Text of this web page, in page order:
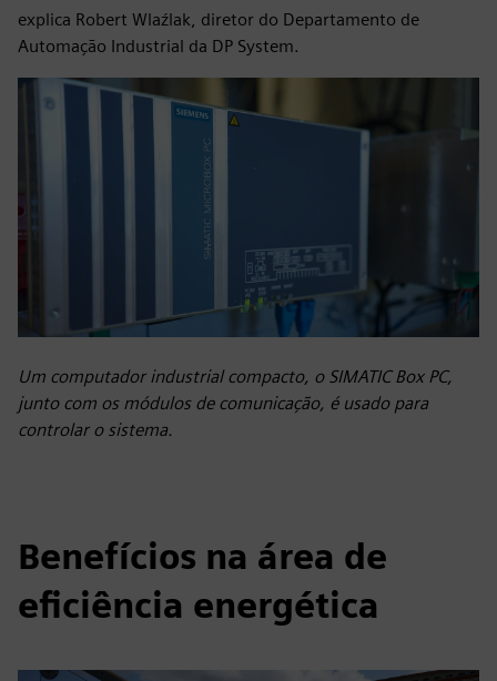
explica Robert Wlaźlak, diretor do Departamento de
Automação Industrial da DP System.
Um computador industrial compacto, o SIMATIC Box PC,
junto com os módulos de comunicação, é usado para
controlar o sistema.
Benefícios na área de
eficiência energética